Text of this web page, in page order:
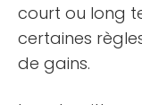
court ou long
certaines
de gains.